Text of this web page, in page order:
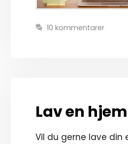
10 kommentarer
Lav en
Vil du gerne lave din